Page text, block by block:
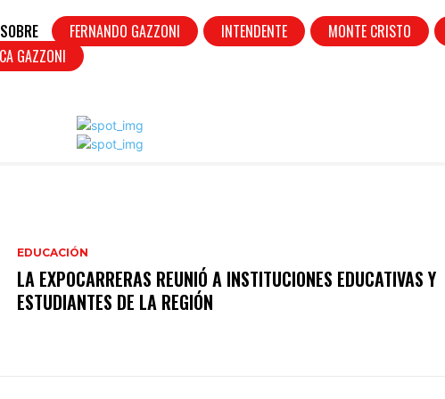
FERNANDO GAZZONI INTENDENTE
MONTE CRISTO
GAZZONI
EDUCACIÓN
LA EXPOCARRERAS REUNIÓ A INSTITUCIONES EDUCATIVAS Y
ESTUDIANTES DE LA REGIÓN